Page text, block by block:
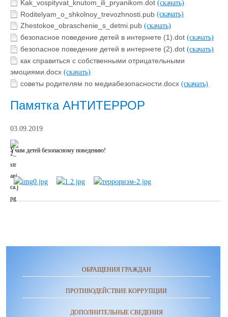
Kak_vospityvat_knutom_ili_pryanikom.dot (скачать)
Roditelyam_o_shkolnoy_trevozhnosti.pub (скачать)
Zhestokoe_obraschenie_s_detmi.pub (скачать)
безопасное поведение детей в интернете (1).dot (скачать)
безопасное поведение детей в интернете (2).dot (скачать)
как справиться с собственными отрицательными
эмоциями.docx (скачать)
советы родителям по медиабезопасности.docx (скачать)
Памятка АНТИТЕРРОР
03.09.2019
Учим детей безопасному поведению!
ОБРАЩЕНИЯ ГРАЖДАН
ПРОТИВОДЕЙСТВИЕ КОРРУПЦИИ
ДОПОЛНИТЕЛЬНЫЕ СВЕДЕНИЯ